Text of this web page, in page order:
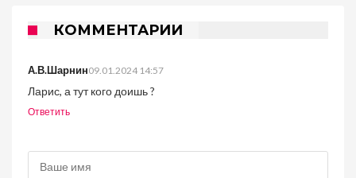
КОММЕНТАРИИ
А.В.Шарнин09.01.2024 14:57
Ларис, а тут кого доишь ?
Ответить